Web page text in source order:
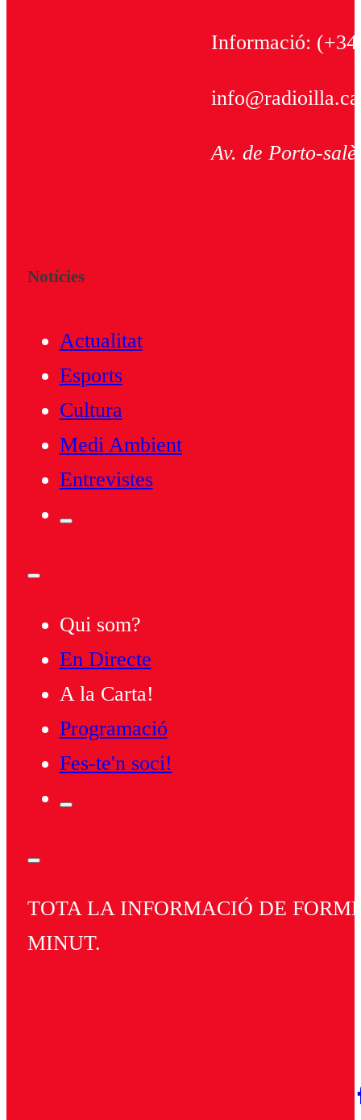
Informació:
Av. de Porto-
Notícies
Actualitat
Esports
Cultura
Medi Ambient
Entrevistes
Qui som?
En Directe
A la Carta!
Programació
Fes-te'n soci!
TOTA LA INFORMACIÓ DE
MINUT.